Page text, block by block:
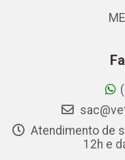
Atendimento de
12h e